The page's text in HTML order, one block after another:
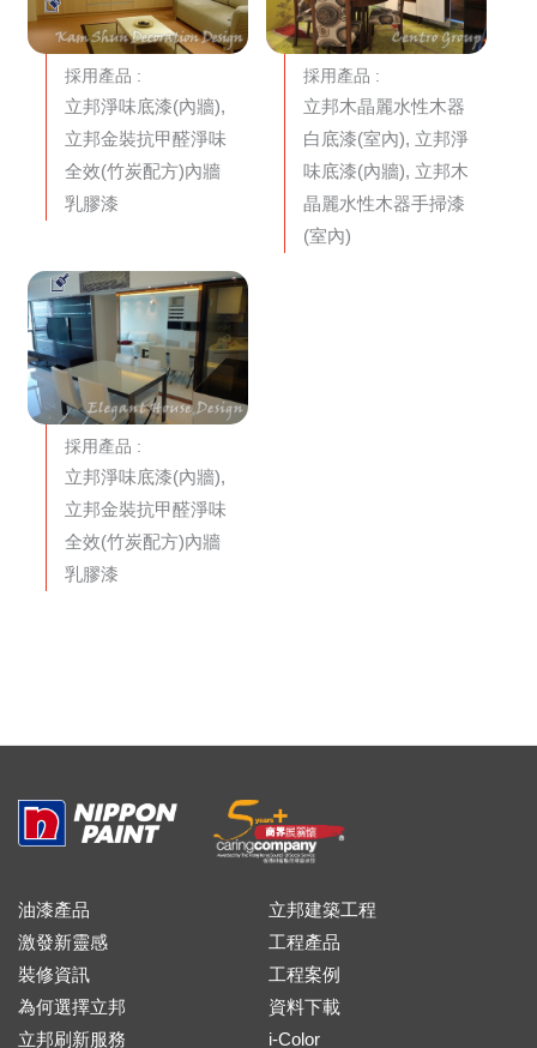
採用產品 :
立邦淨味底漆(內牆),
立邦金裝抗甲醛淨味
全效(竹炭配方)內牆
乳膠漆
採用產品 :
立邦木晶麗水性木器
白底漆(室內), 立邦淨
味底漆(內牆), 立邦木
晶麗水性木器手掃漆
(室內)
採用產品 :
立邦淨味底漆(內牆),
立邦金裝抗甲醛淨味
全效(竹炭配方)內牆
乳膠漆
油漆產品
激發新靈感
裝修資訊
為何選擇立邦
立邦刷新服務
立邦建築工程
工程產品
工程案例
資料下載
i-Color